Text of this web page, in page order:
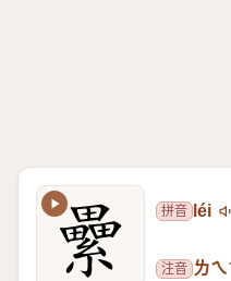
拼音 léi
注音 ㄌㄟ